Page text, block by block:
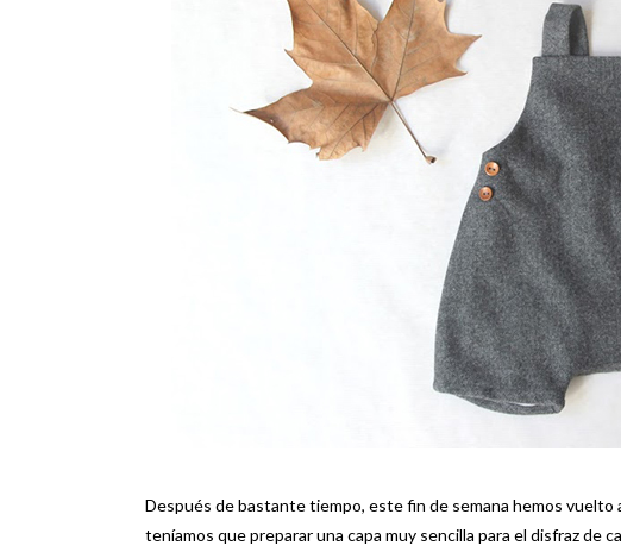
Después de bastante tiempo, este fin de semana hemos vuelto
teníamos que preparar una capa muy sencilla para el disfraz de